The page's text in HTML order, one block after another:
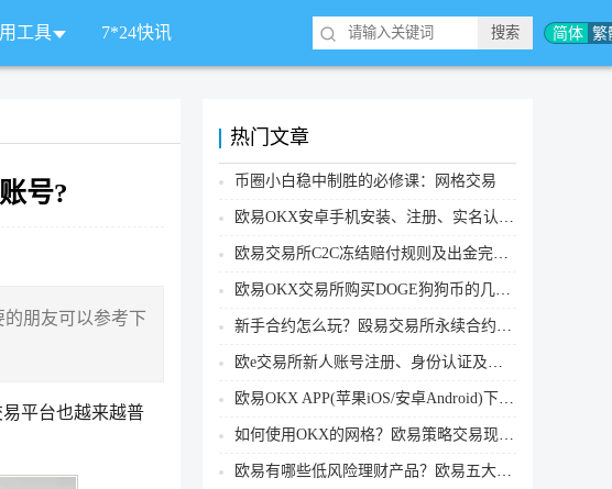
简体 繁
工具 7*24快讯
号?
朋友可以参考下
平台也越来越普
热门文章
币圈小白稳中制胜的必修课：网格交易
欧易OKX安卓手机安装、注册、实名认证、买币转账新手实操教程
欧易交易所C2C冻结赔付规则及出金完整流程
欧易OKX交易所购买DOGE狗狗币的几个方式汇总
新手合约怎么玩？殴易交易所永续合约操作步骤教程(APP/Web端)
欧e交易所新人账号注册、身份认证及安全设置教程
欧易OKX APP(苹果iOS/安卓Android)下载图文教程
如何使用OKX的网格？欧易策略交易现货网格新手操作流程
欧易有哪些低风险理财产品？欧易五大低风险理财产品详细介绍